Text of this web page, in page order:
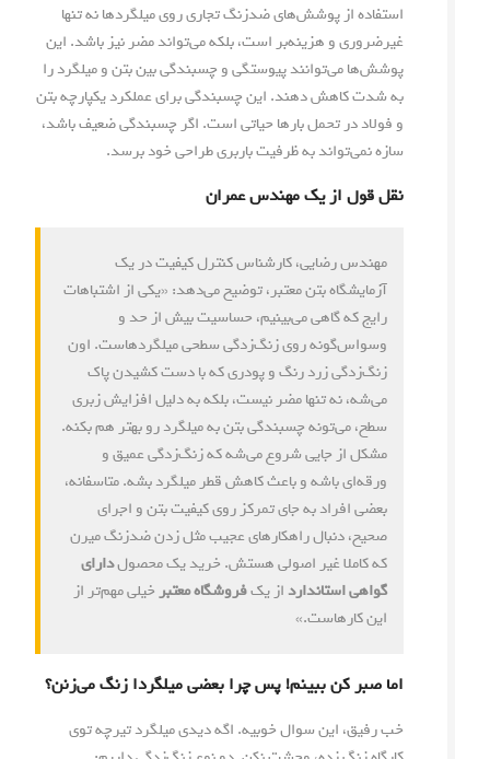
استفاده از پوشش‌های ضدزنگ تجاری روی میلگردها نه تنها
غیرضروری و هزینه‌بر است، بلکه می‌تواند مضر نیز باشد. این
پوشش‌ها می‌توانند پیوستگی و چسبندگی بین بتن و میلگرد را
به شدت کاهش دهند. این چسبندگی برای عملکرد یکپارچه بتن
و فولاد در تحمل بارها حیاتی است. اگر چسبندگی ضعیف باشد،
سازه نمی‌تواند به ظرفیت باربری طراحی خود برسد.
نقل قول از یک مهندس عمران
مهندس رضایی، کارشناس کنترل کیفیت در یک
آزمایشگاه بتن معتبر، توضیح می‌دهد: «یکی از اشتباهات
رایج که گاهی می‌بینیم، حساسیت بیش از حد و
وسواس‌گونه روی زنگ‌زدگی سطحی میلگردهاست. اون
زنگ‌زدگی زرد رنگ و پودری که با دست کشیدن پاک
می‌شه، نه تنها مضر نیست، بلکه به دلیل افزایش زبری
سطح، می‌تونه چسبندگی بتن به میلگرد رو بهتر هم بکنه.
مشکل از جایی شروع می‌شه که زنگ‌زدگی عمیق و
ورقه‌ای باشه و باعث کاهش قطر میلگرد بشه. متاسفانه،
بعضی افراد به جای تمرکز روی کیفیت بتن و اجرای
صحیح، دنبال راهکارهای عجیب مثل زدن ضدزنگ میرن
که کاملا غیر اصولی هستش. خرید یک محصولدارای
گواهی استاندارد از یکفروشگاه معتبرخیلی مهم‌تر از
این کارهاست.»
اما صبر کن ببینم! پس چرا بعضی میلگردا زنگ می‌زنن؟
خب رفیق، این سوال خوبیه. اگه دیدی میلگرد تیرچه توی